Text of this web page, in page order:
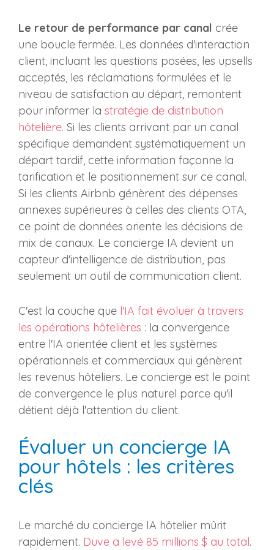
Le retour de performance par canal crée
une boucle fermée. Les données d'interaction
client, incluant les questions posées, les upsells
acceptés, les réclamations formulées et le
niveau de satisfaction au départ, remontent
pour informer la stratégie de distribution
hôtelière. Si les clients arrivant par un canal
spécifique demandent systématiquement un
départ tardif, cette information façonne la
tarification et le positionnement sur ce canal.
Si les clients Airbnb génèrent des dépenses
annexes supérieures à celles des clients OTA,
ce point de données oriente les décisions de
mix de canaux. Le concierge IA devient un
capteur d'intelligence de distribution, pas
seulement un outil de communication client.
C'est la couche que l'IA fait évoluer à travers
les opérations hôtelières : la convergence
entre l'IA orientée client et les systèmes
opérationnels et commerciaux qui génèrent
les revenus hôteliers. Le concierge est le point
de convergence le plus naturel parce qu'il
détient déjà l'attention du client.
Évaluer un concierge IA
pour hôtels : les critères
clés
Le marché du concierge IA hôtelier mûrit
rapidement. Duve a levé 85 millions $ au total.